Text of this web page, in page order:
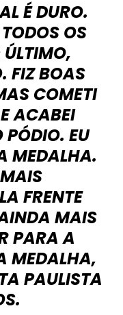
É DURO.
OS
FIZ BOAS
COMETI
ACABEI
EU
MEDALHA.
FRENTE
MAIS
PARA A
MEDALHA,
PAULISTA